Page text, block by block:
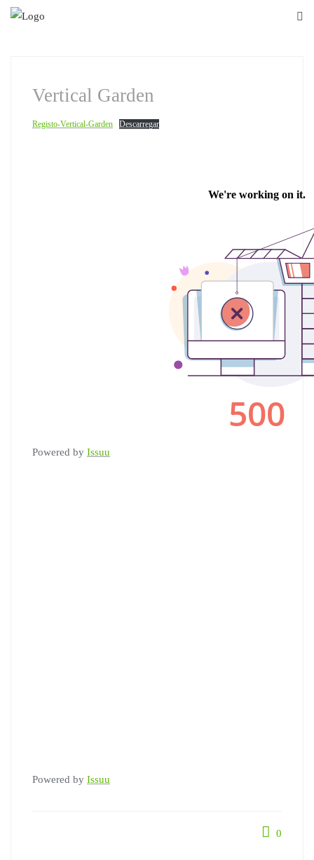
Skip
Vertical Garden
Registo-Vertical-Garden Descarregar
Powered by Issuu
Powered by Issuu
0